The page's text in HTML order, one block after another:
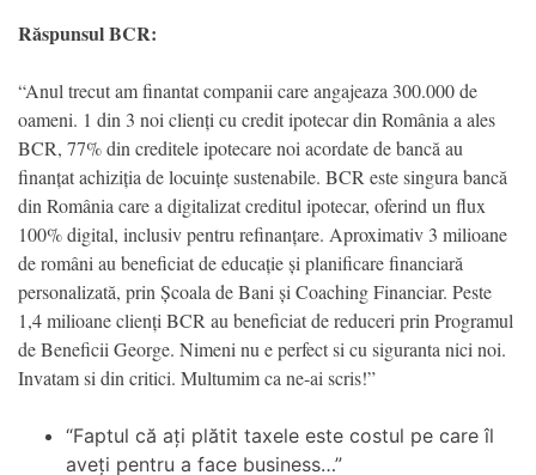
Răspunsul BCR:
“Anul trecut am finantat companii care angajeaza 300.000 de
oameni. 1 din 3 noi clienți cu credit ipotecar din România a ales
BCR, 77% din creditele ipotecare noi acordate de bancă au
finanțat achiziția de locuințe sustenabile. BCR este singura bancă
din România care a digitalizat creditul ipotecar, oferind un flux
100% digital, inclusiv pentru refinanțare. Aproximativ 3 milioane
de români au beneficiat de educație și planificare financiară
personalizată, prin Școala de Bani și Coaching Financiar. Peste
1,4 milioane clienți BCR au beneficiat de reduceri prin Programul
de Beneficii George. Nimeni nu e perfect si cu siguranta nici noi.
Invatam si din critici. Multumim ca ne-ai scris!”
“Faptul că ați plătit taxele este costul pe care îl
aveți pentru a face business…”